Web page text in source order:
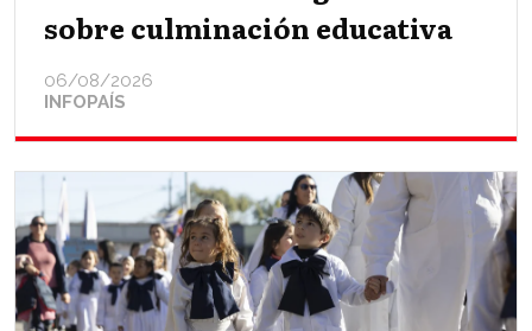
sobre culminación educativa
INFOPAÍS
06/08/2026